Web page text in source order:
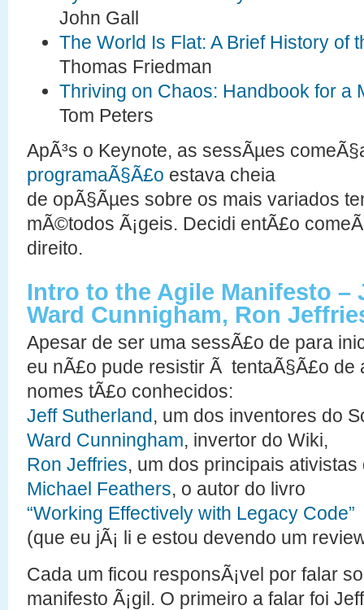
John Gall
The World Is Flat: A Brief History of
Thomas Friedman
Thriving on Chaos: Handbook for a
Tom Peters
ApÃ³s o Keynote, as sessÃµes
programaÃ§Ã£o estava cheia
de opÃ§Ãµes sobre os mais variados
mÃ©todos Ã¡geis. Decidi entÃ£o
direito.
Intro to the Agile Manifesto –
Ward Cunnigham, Ron
Apesar de ser uma sessÃ£o de para
eu nÃ£o pude resistir Ã tentaÃ§Ã£o de
nomes tÃ£o conhecidos:
Jeff Sutherland, um dos inventores do
Ward Cunningham, invertor do Wiki,
Ron Jeffries, um dos principais ativistas
Michael Feathers, o autor do livro
“Working Effectively with Legacy Code”
(que eu jÃ¡ li e estou devendo um
Cada um ficou responsÃ¡vel por falar
manifesto Ã¡gil. O primeiro a falar foi